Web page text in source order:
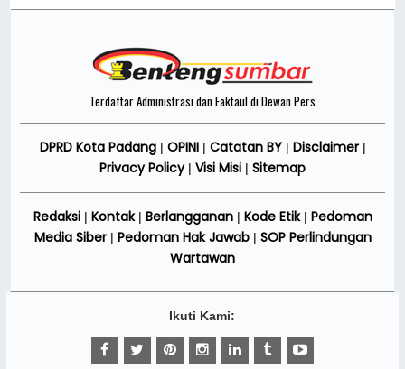
Terdaftar Administrasi dan Faktaul di Dewan Pers
DPRD Kota Padang| OPINI| Catatan BY| Disclaimer|
Privacy Policy| Visi Misi | Sitemap
Redaksi| Kontak| Berlangganan| Kode Etik| Pedoman
Media Siber| Pedoman Hak Jawab| SOP Perlindungan
Wartawan
Ikuti Kami: